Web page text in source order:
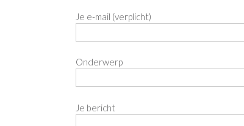
Je e-mail (verplicht)
Onderwerp
Je bericht